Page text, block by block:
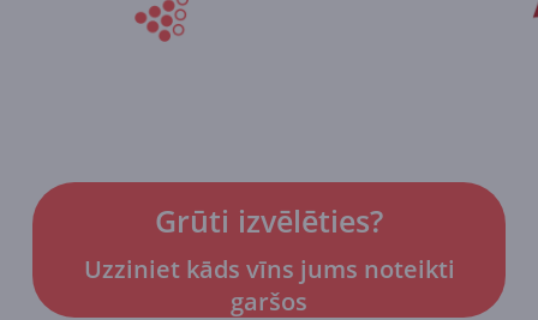
Grūti izvēlēties?
Uzziniet kāds vīns jums noteikti
garšos